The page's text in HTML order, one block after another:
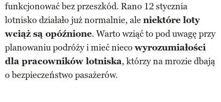
funkcjonować bez przeszkód. Rano 12 stycznia
lotnisko działało już normalnie, ale niektóre loty
wciąż są opóźnione. Warto wziąć to pod uwagę przy
planowaniu podróży i mieć nieco wyrozumiałości
dla pracowników lotniska, którzy na mrozie dbają
o bezpieczeństwo pasażerów.